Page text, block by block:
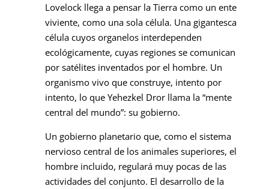
Lovelock llega a pensar la Tierra como un ente
viviente, como una sola célula. Una gigantesca
célula cuyos organelos interdependen
ecológicamente, cuyas regiones se comunican
por satélites inventados por el hombre. Un
organismo vivo que construye, intento por
intento, lo que Yehezkel Dror llama la “mente
central del mundo”: su gobierno.
Un gobierno planetario que, como el sistema
nervioso central de los animales superiores, el
hombre incluido, regulará muy pocas de las
actividades del conjunto. El desarrollo de la